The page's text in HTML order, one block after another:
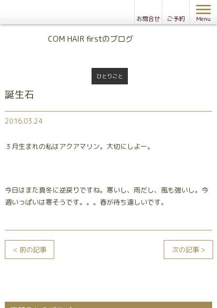
お問合せ ご予約 Menu
COM HAIR firstのブログ
ひとりごと
誕生石
2016.03.24
３月生まれの私はアクアマリン。大切にしよー。
今日はまた真冬に逆戻りですね。寒いし、雨だし、風も強いし。今
週いっぱいは寒そうです。。。春が待ち遠しいです。
< 前の記事 次の記事 >